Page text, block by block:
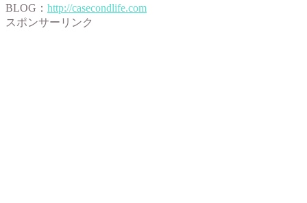
BLOG： http://casecondlife.com
スポンサーリンク